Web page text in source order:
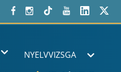
Hallgatóknak
NYELVVIZSGA